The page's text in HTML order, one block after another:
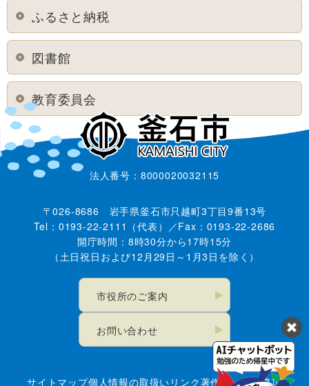
ふるさと納税
図書館
教育委員会
法人番号：8000020032115
〒026-8686 岩手県釜石市只越町3丁目9番13号
Tel：0193-22-2111（代表）／Fax：0193-22-2686
開庁時間：8時30分から17時15分
（土日祝日および12月29日～1月3日を除く）
市役所のご案内
お問い合わせ
サイトマップ個人情報の取扱い リンク著作権・免責事項